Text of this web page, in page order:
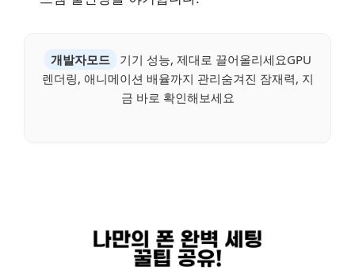
개발자모드
기기 성능, 제대로 끌어올리세요GPU
렌더링, 애니메이션 배율까지 관리숨겨진 잠재력, 지
금 바로 확인해보세요